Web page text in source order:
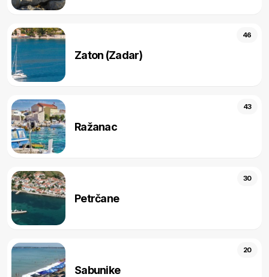
Zaton (Zadar)
46
Ražanac
43
Petrčane
30
Sabunike
20